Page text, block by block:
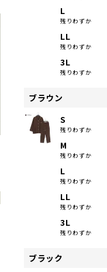
L
残りわずか
LL
残りわずか
3L
残りわずか
ブラウン
S
残りわずか
M
残りわずか
L
残りわずか
LL
残りわずか
3L
残りわずか
ブラック